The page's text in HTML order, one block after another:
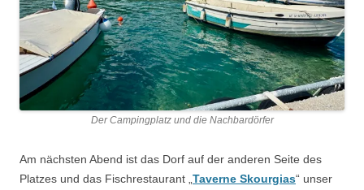
Der Campingplatz und die Nachbardörfer
Am nächsten Abend ist das Dorf auf der anderen Seite des
Platzes und das Fischrestaurant „ Taverne Skourgias“ unser